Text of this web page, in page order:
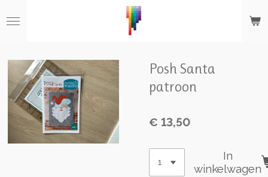
direct
hoofdinhoud
Posh Santa
patroon
€ 13,50
In
winkelwagen